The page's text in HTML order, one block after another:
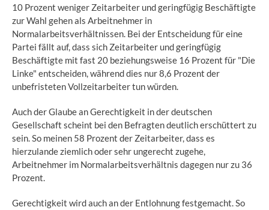
10 Prozent weniger Zeitarbeiter und geringfügig Beschäftigte
zur Wahl gehen als Arbeitnehmer in
Normalarbeitsverhältnissen. Bei der Entscheidung für eine
Partei fällt auf, dass sich Zeitarbeiter und geringfügig
Beschäftigte mit fast 20 beziehungsweise 16 Prozent für "Die
Linke" entscheiden, während dies nur 8,6 Prozent der
unbefristeten Vollzeitarbeiter tun würden.
Auch der Glaube an Gerechtigkeit in der deutschen
Gesellschaft scheint bei den Befragten deutlich erschüttert zu
sein. So meinen 58 Prozent der Zeitarbeiter, dass es
hierzulande ziemlich oder sehr ungerecht zugehe,
Arbeitnehmer im Normalarbeitsverhältnis dagegen nur zu 36
Prozent.
Gerechtigkeit wird auch an der Entlohnung festgemacht. So